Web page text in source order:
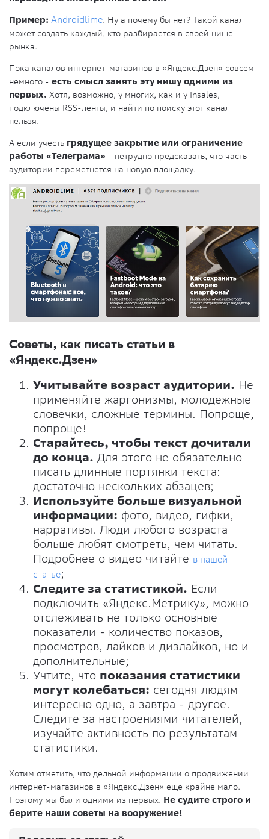
Пример: Androidlime. Ну а почему бы нет? Такой канал
может создать каждый, кто разбирается в своей нише
рынка.
Пока каналов интернет-магазинов в «Яндекс.Дзен» совсем
немного - есть смысл занять эту нишу одними из
первых. Хотя, возможно, у многих, как и у Insales,
подключены RSS-ленты, и найти по поиску этот канал
нельзя.
А если учесть грядущее закрытие или ограничение
работы «Телеграма» - нетрудно предсказать, что часть
аудитории переметнется на новую площадку.
Советы, как писать статьи в
«Яндекс.Дзен»
Учитывайте возраст аудитории. Не
применяйте жаргонизмы, молодежные
словечки, сложные термины. Попроще,
попроще!
Старайтесь, чтобы текст дочитали
до конца. Для этого не обязательно
писать длинные портянки текста:
достаточно нескольких абзацев;
Используйте больше визуальной
информации: фото, видео, гифки,
нарративы. Люди любого возраста
больше любят смотреть, чем читать.
Подробнее о видео читайте в нашей
статье;
Следите за статистикой. Если
подключить «Яндекс.Метрику», можно
отслеживать не только основные
показатели - количество показов,
просмотров, лайков и дизлайков, но и
дополнительные;
Учтите, что показания статистики
могут колебаться: сегодня людям
интересно одно, а завтра - другое.
Следите за настроениями читателей,
изучайте активность по результатам
статистики.
Хотим отметить, что дельной информации о продвижении
интернет-магазинов в «Яндекс.Дзен» еще крайне мало.
Поэтому мы были одними из первых. Не судите строго и
берите наши советы на вооружение!